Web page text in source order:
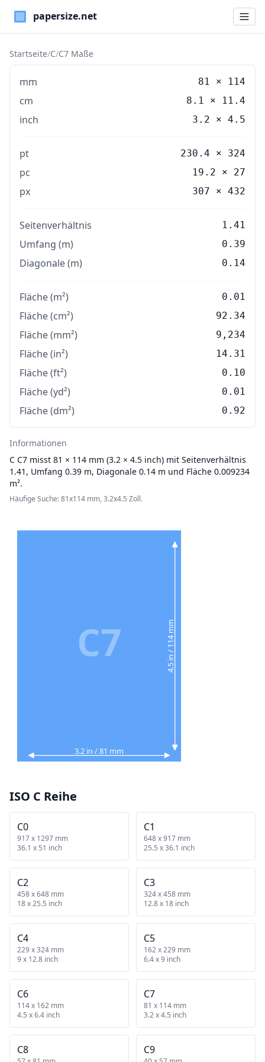
Paper Sizes
Startseite/C/C7 Maße
mm 81 × 114
cm 8.1 × 11.4
inch 3.2 × 4.5
pt 230.4 × 324
pc 19.2 × 27
px 307 × 432
Seitenverhältnis 1.41
Umfang (m) 0.39
Diagonale (m) 0.14
Fläche (m²) 0.01
Fläche (cm²) 92.34
Fläche (mm²) 9,234
Fläche (in²) 14.31
Fläche (ft²) 0.10
Fläche (yd²) 0.01
Fläche (dm²) 0.92
Informationen
C C7 misst 81 × 114 mm (3.2 × 4.5 inch) mit Seitenverhältnis
1.41, Umfang 0.39 m, Diagonale 0.14 m und Fläche 0.009234
m².
Häufige Suche: 81x114 mm, 3.2x4.5 Zoll.
3.2 in / 81 mm
4.5 in / 114 mm
C7
ISO C Reihe
C0
917 x 1297 mm
36.1 x 51 inch
C1
648 x 917 mm
25.5 x 36.1 inch
C2
458 x 648 mm
18 x 25.5 inch
C3
324 x 458 mm
12.8 x 18 inch
C4
229 x 324 mm
9 x 12.8 inch
C5
162 x 229 mm
6.4 x 9 inch
C6
114 x 162 mm
4.5 x 6.4 inch
C7
81 x 114 mm
3.2 x 4.5 inch
C8 C9